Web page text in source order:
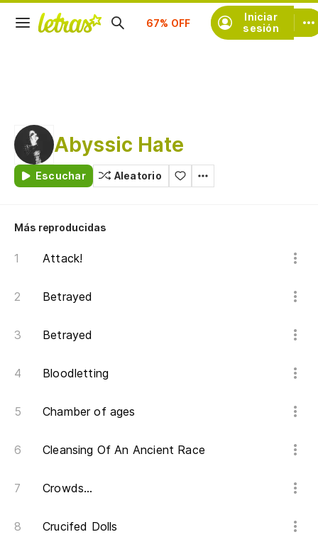
Iniciar
sesión
Abyssic Hate
Escuchar Aleatorio
Más reproducidas
Attack!
Betrayed
Betrayed
Bloodletting
Chamber of ages
Cleansing Of An Ancient Race
Crowds...
Crucifed Dolls